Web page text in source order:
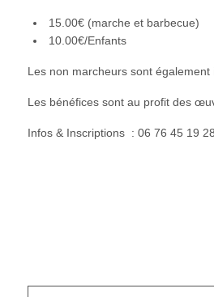
15.00€ (marche et barbecue)
10.00€/Enfants
Les non marcheurs sont également
Les bénéfices sont au profit des
Infos & Inscriptions : 06 76 45 19 28